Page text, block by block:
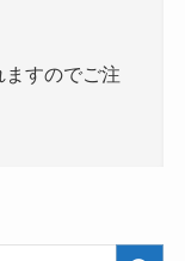
すのでご注